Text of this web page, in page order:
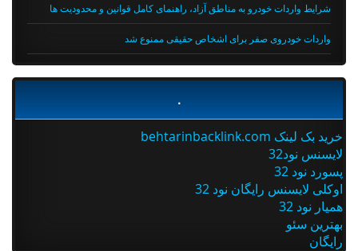
شرایط واردات خودرو به مناطق آزاد، راهنمای کامل قوانین و محدودیت ها
واردات خودروی صفر برای اشخاص حقیقی ممنوع شد
خرید بک لینک behtarinbacklink.com
لایسنس نود32
پسورد نود 32
اوکلی لایسنس رایگان نود 32
همیار نود 32
بهترین سئو
رایگان